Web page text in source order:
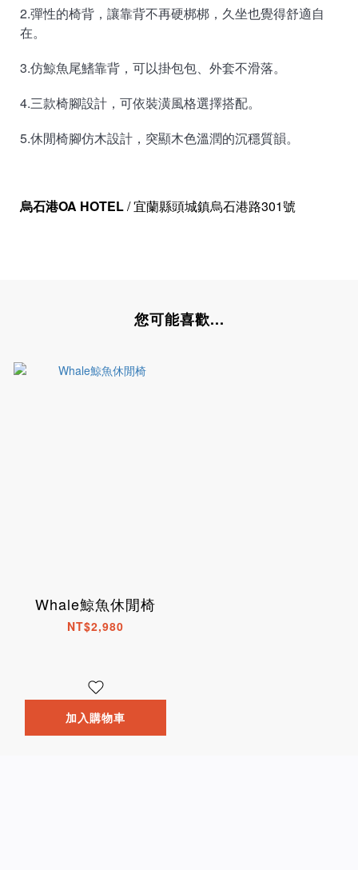
2.彈性的椅背，讓靠背不再硬梆梆，久坐也覺得舒適自
在。
3.仿鯨魚尾鰭靠背，可以掛包包、外套不滑落。
4.三款椅腳設計，可依裝潢風格選擇搭配。
5.休閒椅腳仿木設計，突顯木色溫潤的沉穩質韻。
烏石港OA HOTEL/ 宜蘭縣頭城鎮烏石港路301號
您可能喜歡...
Whale鯨魚休閒椅
NT$2,980
加入購物車